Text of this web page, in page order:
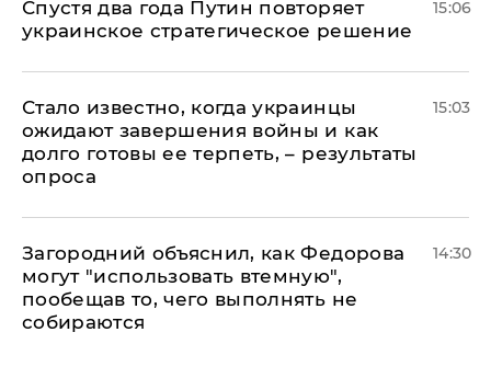
Спустя два года Путин повторяет
украинское стратегическое решение
15:06
Стало известно, когда украинцы
ожидают завершения войны и как
долго готовы ее терпеть, – результаты
опроса
15:03
Загородний объяснил, как Федорова
могут "использовать втемную",
пообещав то, чего выполнять не
собираются
14:30